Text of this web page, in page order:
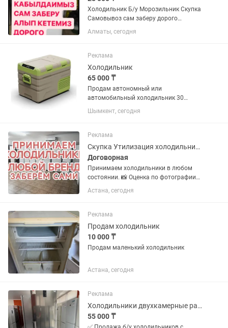
Холодильник Б/у Морозильник Скупка
Самовывоз сам заберу дорого
C.K.У.П.K.A
Алматы, сегодня
Реклама
Холодильник
65 000 ₸
Продам автономный или
автомобильный холодильник 30
литров фирма Apricool. почти новый
цена 65000
Шымкент, сегодня
Реклама
Скупка Утилизация холодильников
Договорная
Принимаем холодильники в любом
состоянии. 📸 Оценка по фотографии
🛻 Вывезем сразу, что бы не занимало
или морозильника
Астана, сегодня
Реклама
Продам холодильник
10 000 ₸
Продам маленький холодильник
Астана, сегодня
Реклама
Холодильники двухкамерные разные
55 000 ₸